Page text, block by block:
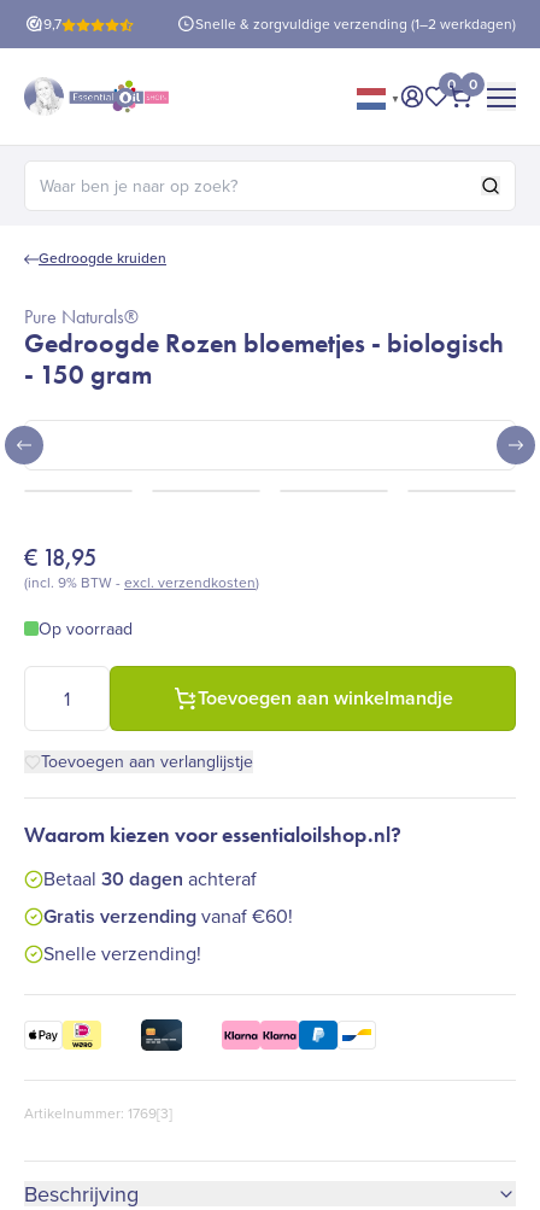
9,7
verzendingvanaf €60! Snelle & zorgvuldige verzending (1–2 werkdagen)
▼ Mijn account
Mijn
0 0
Zoeken naar:
Gedroogde kruiden
Pure Naturals®
Gedroogde Rozen bloemetjes - biologisch
- 150 gram
€18,95
(incl. 9% BTW -excl. verzendkosten)
Op voorraad
Pure Naturals - Gedroogde Rozen bloemetjes - biologisch -
Toevoegen aan winkelmandje
Toevoegen aan verlanglijstje
Waarom kiezen voor essentialoilshop.nl?
Betaal 30 dagen achteraf
Gratis verzendingvanaf €60!
Snelle verzending!
Artikelnummer: 1769[3]
Beschrijving